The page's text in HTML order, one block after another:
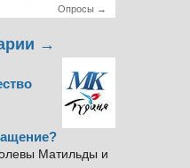
Опросы →
→
Матильды и